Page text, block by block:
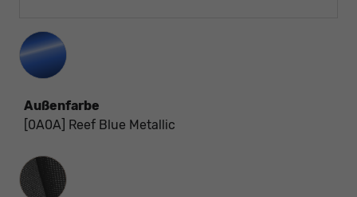
Außenfarbe
[0A0A] Reef Blue Metallic
Innenausstattung